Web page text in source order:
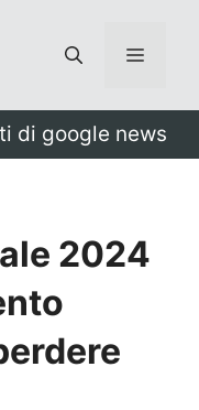
Menu
di google news
2024